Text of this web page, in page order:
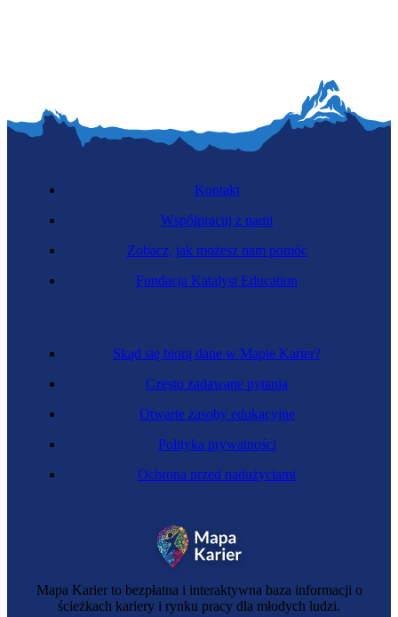
Zawód regulowany
Zawód regulowany
Maszynista kolei linowych
Mapa Karier to bezpłatna i interaktywna baza informacji o
ścieżkach kariery i rynku pracy dla młodych ludzi.
Skąd się biorą dane w Mapie Karier?
Często zadawane pytania
Otwarte zasoby edukacyjne
Polityka prywatności
Ochrona przed nadużyciami
Kontakt
Współpracuj z nami
Zobacz, jak możesz nam pomóc
Fundacja Katalyst Education